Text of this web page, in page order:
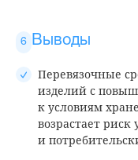
Выводы
Перевязочные
изделий с
к условиям
возрастает
и